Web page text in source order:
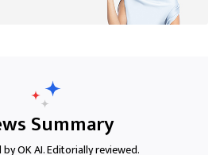
Summary
OK AI. Editorially reviewed.